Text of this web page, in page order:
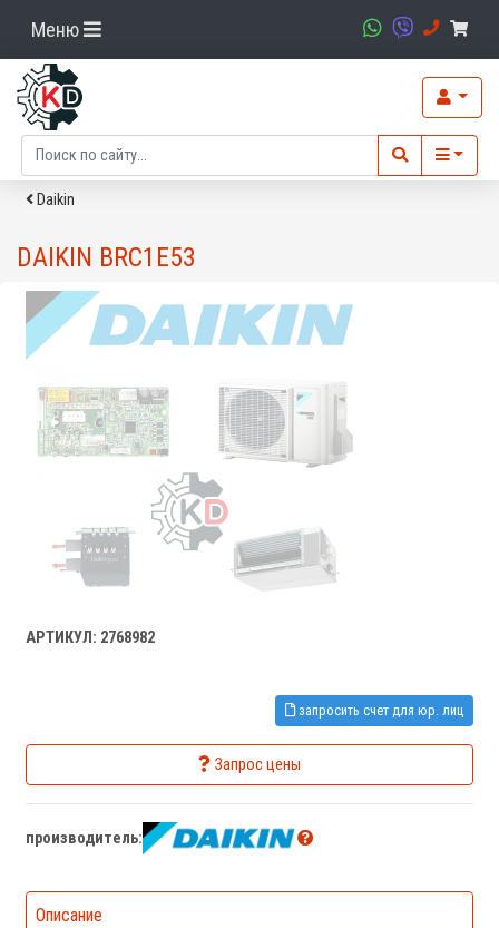
Меню
Daikin
DAIKIN BRC1E53
АРТИКУЛ: 2768982
запросить счет для юр. лиц
Запрос цены
производитель:
Описание